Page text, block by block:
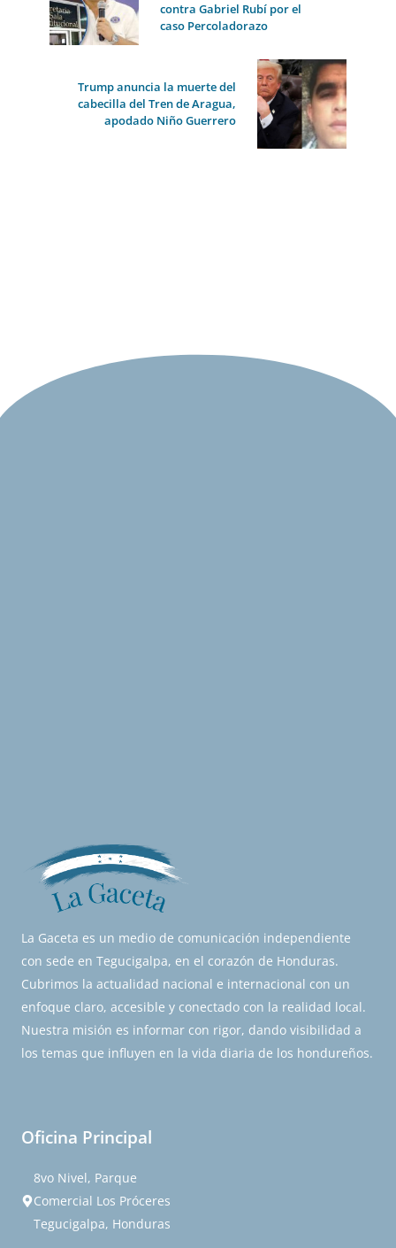
contra Gabriel Rubí por el
caso Percoladorazo
Trump anuncia la muerte del
cabecilla del Tren de Aragua,
apodado Niño Guerrero
La Gaceta es un medio de comunicación independiente
con sede en Tegucigalpa, en el corazón de Honduras.
Cubrimos la actualidad nacional e internacional con un
enfoque claro, accesible y conectado con la realidad local.
Nuestra misión es informar con rigor, dando visibilidad a
los temas que influyen en la vida diaria de los hondureños.
Oficina Principal
8vo Nivel, Parque
Comercial Los Próceres
Tegucigalpa, Honduras